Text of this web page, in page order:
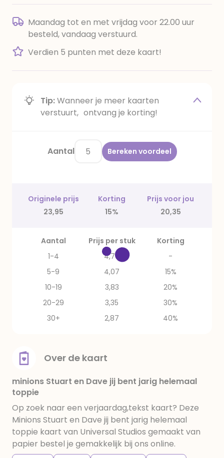
Maandag tot en met vrijdag voor 22.00 uur
besteld, vandaag verstuurd.
Verdien 5 punten met deze kaart!
Tip:Wanneer je meer kaarten
verstuurt, ontvang je korting!
Aantal Bereken voordeel
Originele prijs Korting
Prijs voor jou
23,95
15% 20,35
Aantal Prijs per stuk
Korting
1-4
4,79
-
5-9
4,07
15%
10-19
3,83
20%
20-29
3,35
30%
30+
2,87 40%
Over de kaart
minions Stuart en Dave jij bent jarig helemaal
toppie
Op zoek naar een verjaardag,tekst kaart? Deze
Minions Stuart en Dave jij bent jarig helemaal
toppie kaart van Universal Studios gemaakt van
papier bestel je gemakkelijk bij ons online.